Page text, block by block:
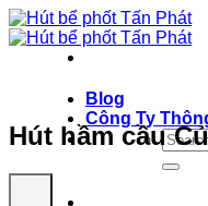
Bỏ
qua
Blog
Công Ty
Hút hầm cầu